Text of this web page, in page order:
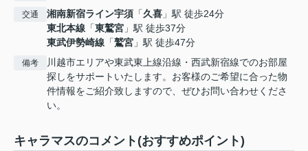
交通 湘南新宿ライン宇須 「久喜 」駅 徒歩24分
東北本線 「東鷲宮 」駅 徒歩37分
東武伊勢崎線 「鷲宮 」駅 徒歩47分
備考
川越市エリアや東武東上線沿線・西武新宿線でのお部屋
探しをサポートいたします。お客様のご希望に合った物
件情報をご紹介致しますので、ぜひお問い合わせくださ
い。
キャラマスのコメント(おすすめポイント)